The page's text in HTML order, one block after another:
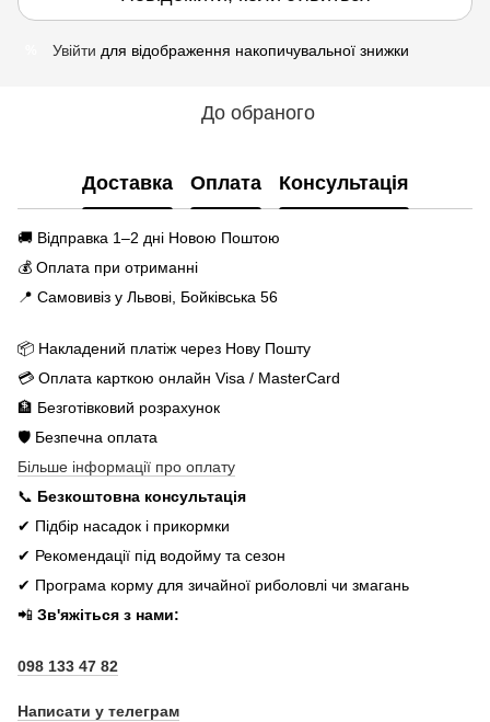
Увійти для відображення накопичувальної знижки
До обраного
Доставка Оплата Консультація
🚚 Відправка 1–2 дні Новою Поштою
💰 Оплата при отриманні
📍 Самовивіз у Львові, Бойківська 56
📦 Накладений платіж через Нову Пошту
💳 Оплата карткою онлайн Visa / MasterCard
🏦 Безготівковий розрахунок
🛡️ Безпечна оплата
Більше інформації про оплату
📞 Безкоштовна консультація
✔ Підбір насадок і прикормки
✔ Рекомендації під водойму та сезон
✔ Програма корму для зичайної риболовлі чи змагань
📲 Зв'яжіться з нами:
098 133 47 82
Написати у телеграм